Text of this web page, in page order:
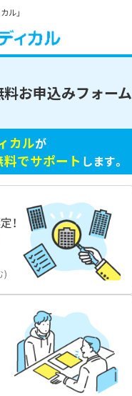
ル」
お申込みフォーム
カルが
でサポート します。
！
)